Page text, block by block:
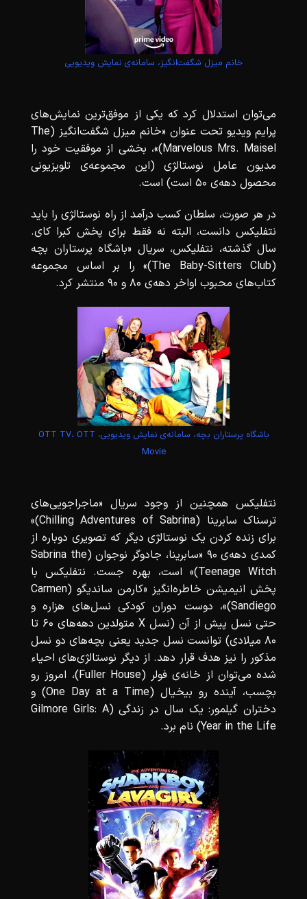
خانم میزل شگفت‌انگیز، سامانه‌ی نمایش ویدیویی
می‌توان استدلال کرد که یکی از موفق‌ترین نمایش‌های
پرایم ویدیو تحت عنوان «خانم میزل شگفت‌انگیز (The
Marvelous Mrs. Maisel)»، بخشی از موفقیت خود را
مدیون عامل نوستالژی (این مجموعه‌ی تلویزیونی
محصول دهه‌ی 50 است) است.
در هر صورت، سلطان کسب درآمد از راه نوستالژی را باید
نتفلیکس دانست، البته نه فقط برای پخش کبرا کای.
سال گذشته، نتفلیکس، سریال «باشگاه پرستاران بچه
(The Baby-Sitters Club)» را بر اساس مجموعه
کتاب‌های محبوب اواخر دهه‌ی 80 و 90 منتشر کرد.
باشگاه پرستاران بچه، سامانه‌ی نمایش ویدیویی، OTT TV، OTT
Movie
نتفلیکس همچنین از وجود سریال «ماجراجویی‌های
ترسناک سابرینا (Chilling Adventures of Sabrina)»
برای زنده کردن یک نوستالژی دیگر که تصویری دوباره از
کمدی دهه‌ی 90 «سابرینا، جادوگر نوجوان (Sabrina the
Teenage Witch)» است، بهره جست. نتفلیکس با
پخش انیمیشن خاطره‌انگیز «کارمن ساندیگو (Carmen
Sandiego)»، دوست دوران کودکی نسل‌های هزاره و
حتی نسل پیش از آن (نسل X متولدین دهه‌های 60 تا
80 میلادی) توانست نسل جدید یعنی بچه‌های دو نسل
مذکور را نیز هدف قرار دهد. از دیگر نوستالژی‌های احیاء
شده می‌توان از خانه‌ی فولر (Fuller House)، امروز رو
بچسب، آینده رو بیخیال (One Day at a Time) و
دختران گیلمور: یک سال در زندگی (Gilmore Girls: A
Year in the Life) نام برد.